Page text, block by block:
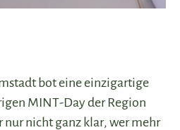
bot eine einzigartige
MINT-Day der Region
nicht ganz klar, wer mehr